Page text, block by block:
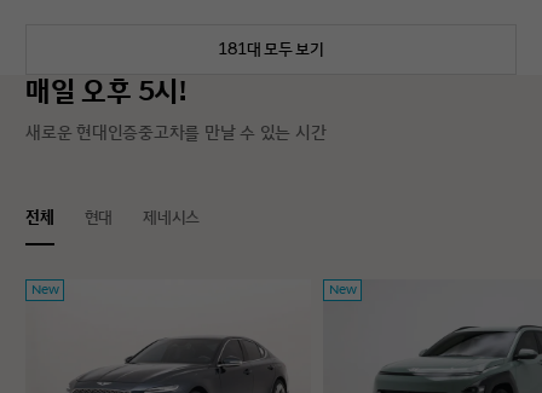
181대 모두 보기
매일 오후 5시!
새로운 현대인증중고차를 만날 수 있는 시간
전체 현대 제네시스
New New